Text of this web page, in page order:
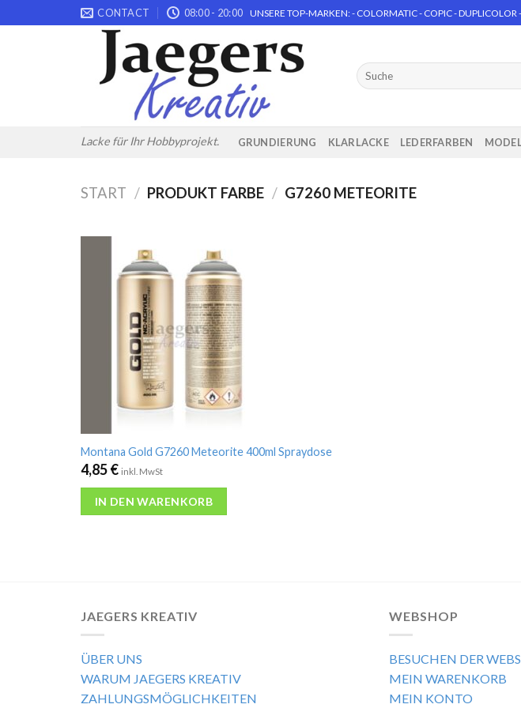
to
CONTACT 08:00 - 20:00 UNSERE TOP-MARKEN: - COLORMATIC - COPIC -
Lacke für Ihr Hobbyprojekt.
Suchen
nach:
GRUNDIERUNG KLARLACKE LEDERFARBEN
START / PRODUKT FARBE / G7260 METEORITE
Montana Gold G7260 Meteorite 400ml Spraydose
4,85€ inkl. MwSt
IN DEN WARENKORB
JAEGERS KREATIV
ÜBER UNS
WARUM JAEGERS KREATIV
ZAHLUNGSMÖGLICHKEITEN
WEBSHOP
BESUCHEN DER
MEIN WARENKORB
MEIN KONTO